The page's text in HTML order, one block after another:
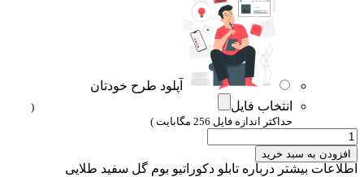
آپلود طرح خودتان
انتخاب فایل
(
حداکثر اندازه فایل 256 مگابایت )
افزودن به سبد خرید
اطلاعات بیشتر درباره تابلو دکوراتیو بوم گل سفید طلایی